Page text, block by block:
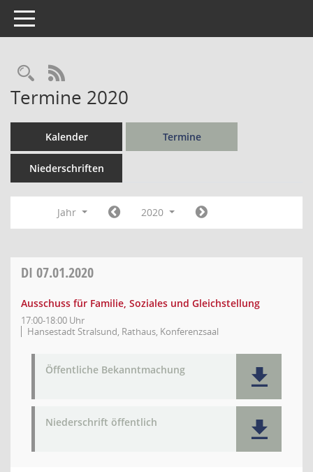
Toggle navigation
Rechercheauswahl
RSS-Feed
Termine 2020
Kalender Termine
Niederschriften
Jahr 2020
DI 07.01.2020
Ausschuss für Familie, Soziales und Gleichstellung
17:00-18:00 Uhr
Hansestadt Stralsund, Rathaus, Konferenzsaal
Öffentliche Bekanntmachung
Niederschrift öffentlich